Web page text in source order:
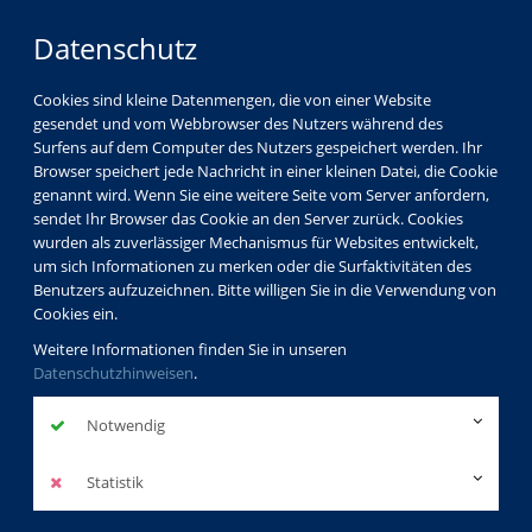
Datenschutz
Cookies sind kleine Datenmengen, die von einer Website
gesendet und vom Webbrowser des Nutzers während des
Surfens auf dem Computer des Nutzers gespeichert werden. Ihr
Browser speichert jede Nachricht in einer kleinen Datei, die Cookie
genannt wird. Wenn Sie eine weitere Seite vom Server anfordern,
sendet Ihr Browser das Cookie an den Server zurück. Cookies
wurden als zuverlässiger Mechanismus für Websites entwickelt,
um sich Informationen zu merken oder die Surfaktivitäten des
Benutzers aufzuzeichnen. Bitte willigen Sie in die Verwendung von
Cookies ein.
Weitere Informationen finden Sie in unseren
Datenschutzhinweisen.
Notwendig
Statistik